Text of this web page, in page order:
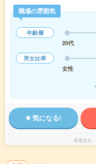
職場の雰囲気
年齢層
20代
男女比率
女性
気になる!
派遣会社